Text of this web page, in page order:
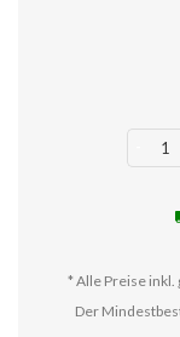
* Alle Preise
Der